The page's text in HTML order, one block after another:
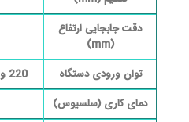
دقت جابجایی ارتفاع
(mm)
توان ورودی دستگاه
220 ولت و 50 هرتز
دمای کاری (سلسیوس)